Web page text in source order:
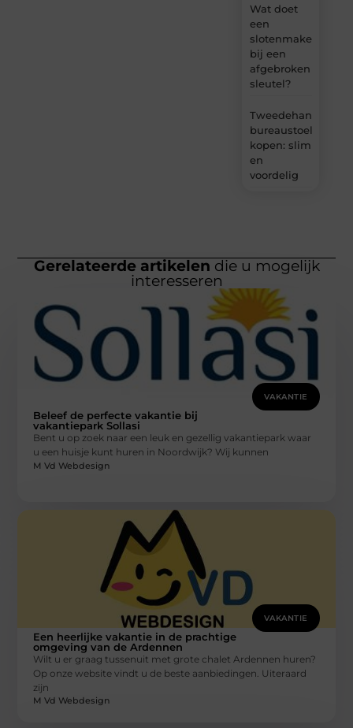
Wat doet
een
slotenmaker
bij een
afgebroken
sleutel?
Tweedehands
bureaustoel
kopen: slim
en
voordelig
Gerelateerde artikelen die u mogelijk
interesseren
VAKANTIE
Beleef de perfecte vakantie bij
vakantiepark Sollasi
Bent u op zoek naar een leuk en gezellig vakantiepark waar
u een huisje kunt huren in Noordwijk? Wij kunnen
M Vd Webdesign
VAKANTIE
Een heerlijke vakantie in de prachtige
omgeving van de Ardennen
Wilt u er graag tussenuit met grote chalet Ardennen huren?
Op onze website vindt u de beste aanbiedingen. Uiteraard
zijn
M Vd Webdesign